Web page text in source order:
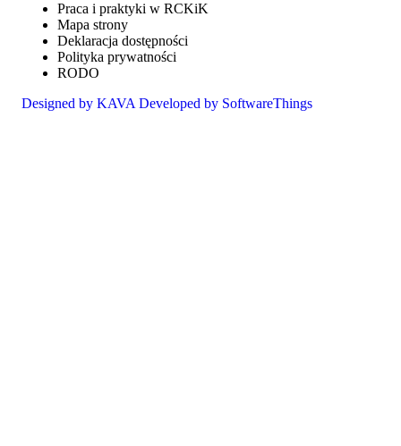
Praca i praktyki w RCKiK
Mapa strony
Deklaracja dostępności
Polityka prywatności
RODO
Designed by KAVA Developed by SoftwareThings